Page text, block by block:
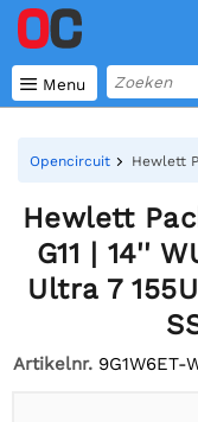
 Menu
Opencircuit Hewlett
Hewlett
G11 | 14''
Ultra 7
Artikelnr. 9G1W6ET-